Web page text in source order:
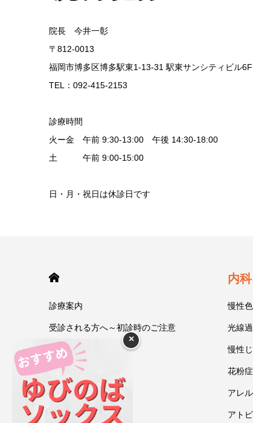
院長 今井一彰
〒812-0013
福岡市博多区博多駅東1-13-31 駅東サンシティビル6F
TEL：092-415-2153
診療時間
火ー金 午前 9:30-13:00 午後 14:30-18:00
土 午前 9:00-15:00
日・月・祝日は休診日です
診療案内
受診される方へ～初診時のご注意
今井一彰 院長紹介
あいうべ体操
ゆびのば体操
ブログ
内
慢性
光線
慢性
花粉症
アレ
アト
×